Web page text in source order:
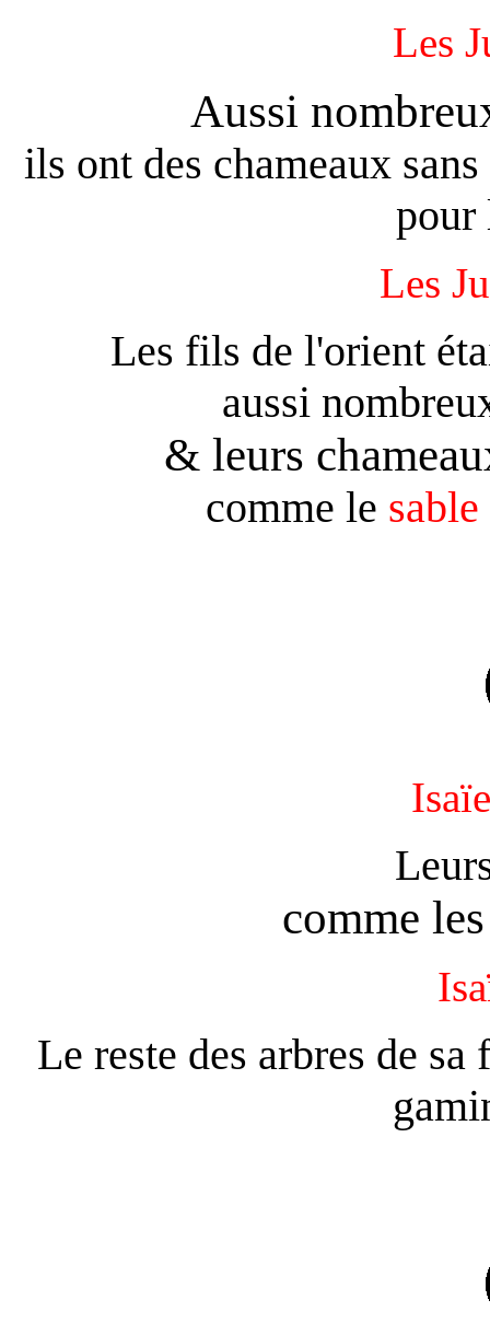
Les
Aussi
ils ont des chameaux
pour
Les
Les fils de l'orient
aussi
& leurs
comme le sable
Isaïe
comme
Le reste des arbres de